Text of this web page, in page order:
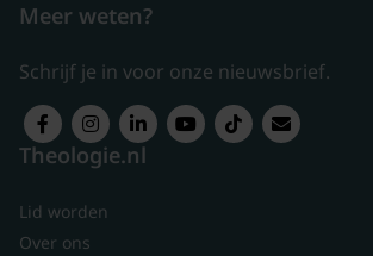
Meer weten?
Schrijf je in voor onze nieuwsbrief.
Theologie.nl
Lid worden
Over ons